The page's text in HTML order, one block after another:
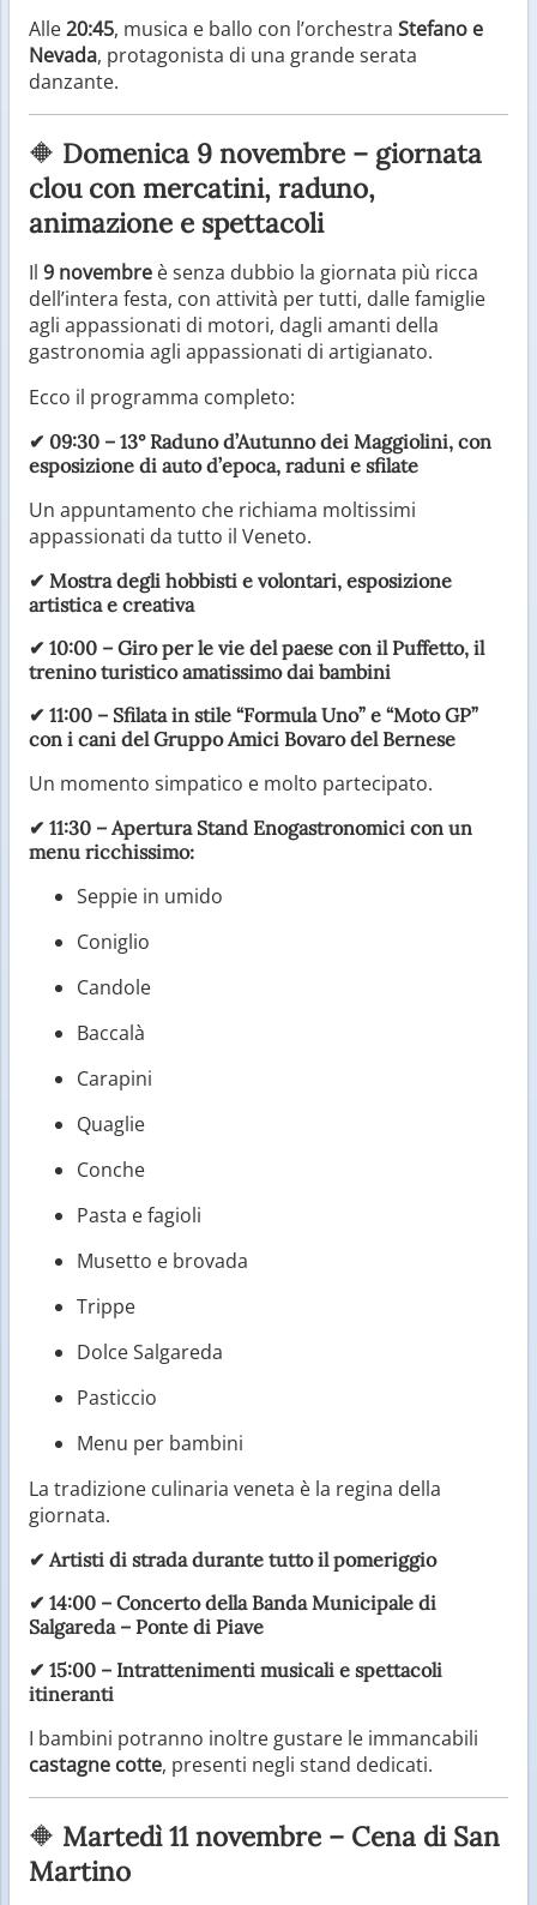
Alle20:45, musica e ballo con l’orchestra Stefano e
Nevada, protagonista di una grande serata
danzante.
🔶 Domenica 9 novembre – giornata
clou con mercatini, raduno,
animazione e spettacoli
Il 9 novembre è senza dubbio la giornata più ricca
dell’intera festa, con attività per tutti, dalle famiglie
agli appassionati di motori, dagli amanti della
gastronomia agli appassionati di artigianato.
Ecco il programma completo:
✔ 09:30 – 13° Raduno d’Autunno dei Maggiolini, con
esposizione di auto d’epoca, raduni e sfilate
Un appuntamento che richiama moltissimi
appassionati da tutto il Veneto.
✔ Mostra degli hobbisti e volontari, esposizione
artistica e creativa
✔ 10:00 – Giro per le vie del paese con il Puffetto, il
trenino turistico amatissimo dai bambini
✔ 11:00 – Sfilata in stile “Formula Uno” e “Moto GP”
con i cani del Gruppo Amici Bovaro del Bernese
Un momento simpatico e molto partecipato.
✔ 11:30 – Apertura Stand Enogastronomici con un
menu ricchissimo:
Seppie in umido
Coniglio
Candole
Baccalà
Carapini
Quaglie
Conche
Pasta e fagioli
Musetto e brovada
Trippe
Dolce Salgareda
Pasticcio
Menu per bambini
La tradizione culinaria veneta è la regina della
giornata.
✔ Artisti di stradadurante tutto il pomeriggio
✔ 14:00 – Concerto della Banda Municipale di
Salgareda – Ponte di Piave
✔ 15:00 – Intrattenimenti musicali e spettacoli
itineranti
I bambini potranno inoltre gustare le immancabili
castagne cotte, presenti negli stand dedicati.
🔶 Martedì 11 novembre – Cena di San
Martino